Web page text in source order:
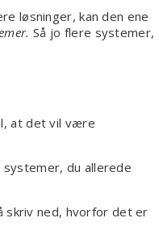
løsninger, kan den ene
Så jo flere systemer,
at det vil være
du allerede
skriv ned, hvorfor det er